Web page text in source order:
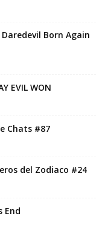
Born Again
EVIL WON
Chats #87
del Zodiaco #24
End